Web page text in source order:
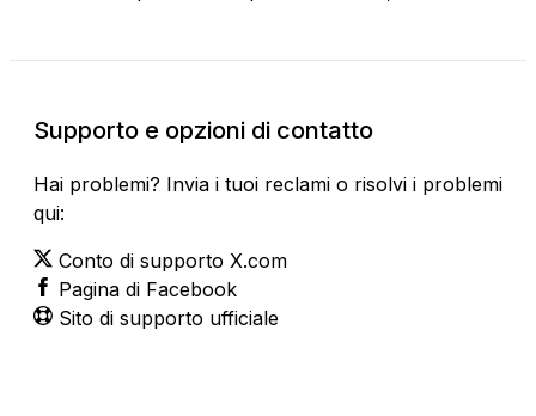
Supporto e opzioni di contatto
Hai problemi? Invia i tuoi reclami o risolvi i problemi
qui:
Conto di supporto X.com
Pagina di Facebook
Sito di supporto ufficiale